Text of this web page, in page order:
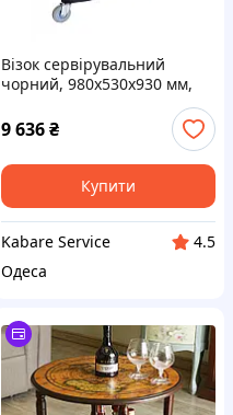
Візок сервірувальний
чорний, 980х530х930 мм,
9 636₴
Купити
Kabare Service
4.5
Одеса